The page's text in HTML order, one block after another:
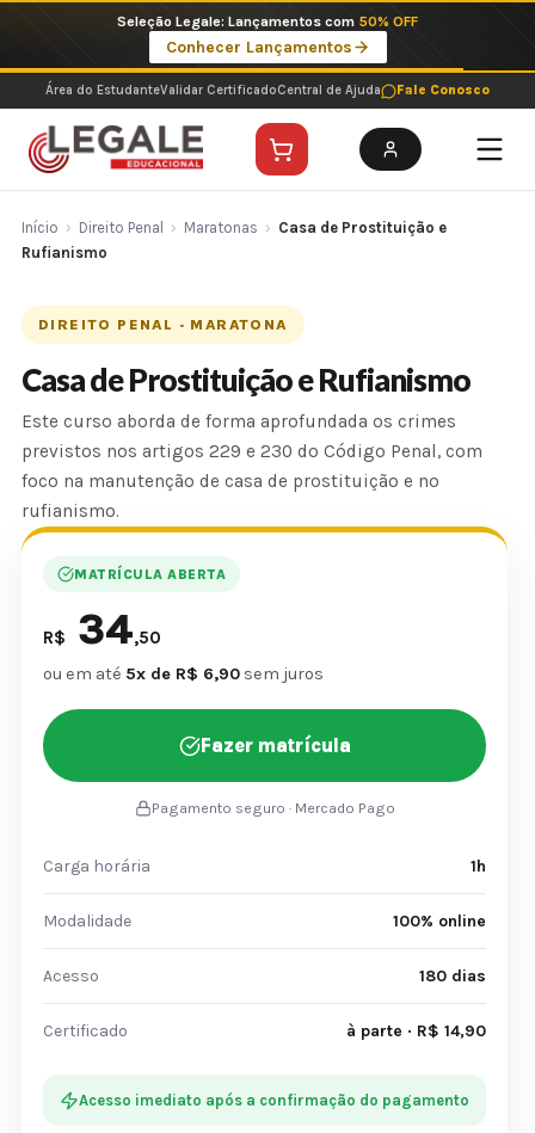
o
conteúdo
Seleção Legale: Lançamentos com 50% OFF
Conhecer Lançamentos
Área do EstudanteValidar CertificadoCentral de Ajuda Fale Conosco
Início › Direito Penal › Maratonas › Casa de Prostituição e
Rufianismo
DIREITO PENAL · MARATONA
Casa de Prostituição e Rufianismo
Este curso aborda de forma aprofundada os crimes
previstos nos artigos 229 e 230 do Código Penal, com
foco na manutenção de casa de prostituição e no
rufianismo.
MATRÍCULA ABERTA
R$ 34,50
ou em até 5x de R$ 6,90 sem juros
Fazer matrícula
Pagamento seguro · Mercado Pago
Carga horária 1h
Modalidade 100% online
Acesso 180 dias
Certificado à parte · R$ 14,90
Acesso imediato após a confirmação do pagamento